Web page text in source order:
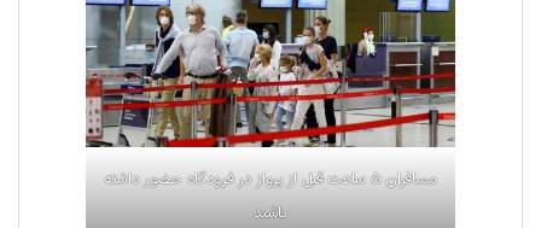
مسافران ۵ ساعت قبل از پرواز در فرودگاه حضور داشته
باشند